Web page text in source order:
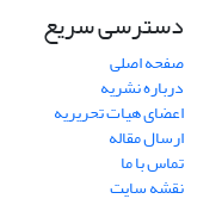
دسترسی سریع
صفحه اصلی
درباره نشریه
اعضای هیات تحریریه
ارسال مقاله
تماس با ما
نقشه سایت